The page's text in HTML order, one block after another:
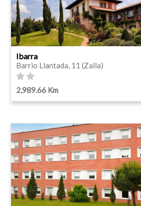
Ibarra
Barrio Llantada, 11 (Zalla)
2,989.66 Km